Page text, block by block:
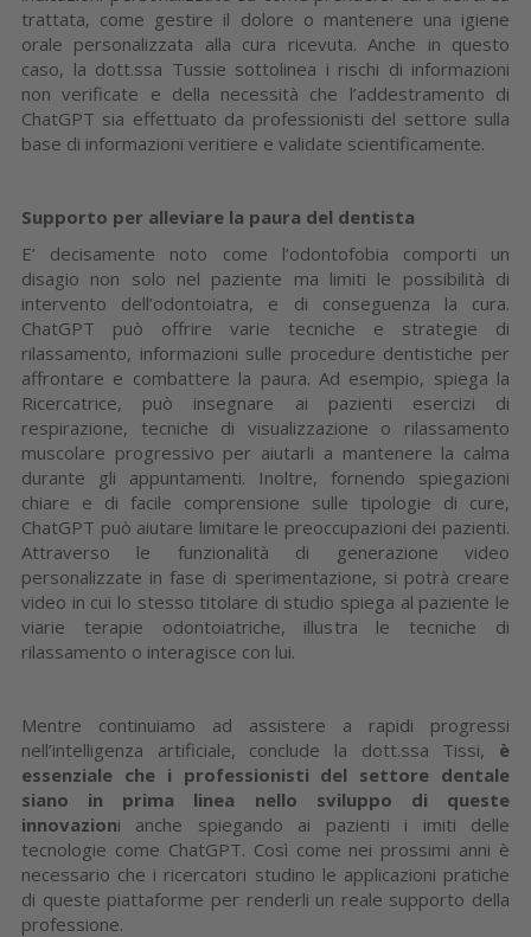
trattata, come gestire il dolore o mantenere una igiene
orale personalizzata alla cura ricevuta. Anche in questo
caso, la dott.ssa Tussie sottolinea i rischi di informazioni
non verificate e della necessità che l’addestramento di
ChatGPT sia effettuato da professionisti del settore sulla
base di informazioni veritiere e validate scientificamente.
Supporto per alleviare la paura del dentista
E’ decisamente noto come l’odontofobia comporti un
disagio non solo nel paziente ma limiti le possibilità di
intervento dell’odontoiatra, e di conseguenza la cura.
ChatGPT può offrire varie tecniche e strategie di
rilassamento, informazioni sulle procedure dentistiche per
affrontare e combattere la paura. Ad esempio, spiega la
Ricercatrice, può insegnare ai pazienti esercizi di
respirazione, tecniche di visualizzazione o rilassamento
muscolare progressivo per aiutarli a mantenere la calma
durante gli appuntamenti. Inoltre, fornendo spiegazioni
chiare e di facile comprensione sulle tipologie di cure,
ChatGPT può aiutare limitare le preoccupazioni dei pazienti.
Attraverso le funzionalità di generazione video
personalizzate in fase di sperimentazione, si potrà creare
video in cui lo stesso titolare di studio spiega al paziente le
viarie terapie odontoiatriche, illustra le tecniche di
rilassamento o interagisce con lui.
Mentre continuiamo ad assistere a rapidi progressi
nell’intelligenza artificiale, conclude la dott.ssa Tissi, è
essenziale che i professionisti del settore dentale
siano in prima linea nello sviluppo di queste
innovazioni anche spiegando ai pazienti i imiti delle
tecnologie come ChatGPT. Così come nei prossimi anni è
necessario che i ricercatori studino le applicazioni pratiche
di queste piattaforme per renderli un reale supporto della
professione.